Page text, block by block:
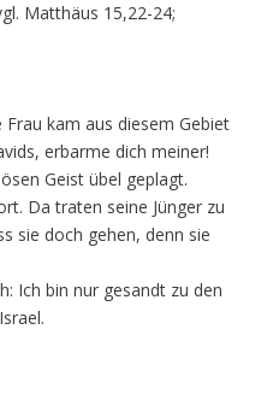
Matthäus 15,22-24;
Frau kam aus diesem Gebiet
erbarme dich meiner!
Geist übel geplagt.
Da traten seine Jünger zu
sie doch gehen, denn sie
Ich bin nur gesandt zu den